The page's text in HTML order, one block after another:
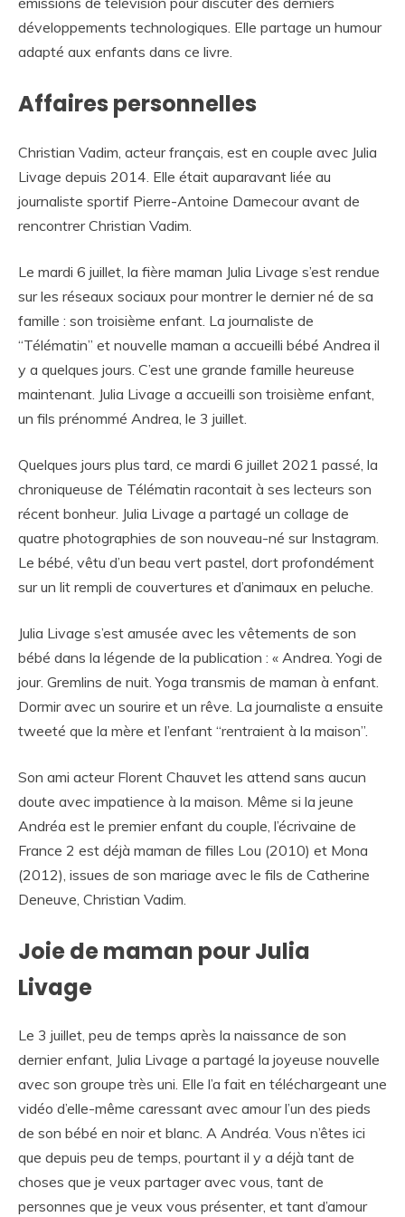
développements technologiques. Elle partage un humour
adapté aux enfants dans ce livre.
Affaires personnelles
Christian Vadim, acteur français, est en couple avec Julia
Livage depuis 2014. Elle était auparavant liée au
journaliste sportif Pierre-Antoine Damecour avant de
rencontrer Christian Vadim.
Le mardi 6 juillet, la fière maman Julia Livage s’est rendue
sur les réseaux sociaux pour montrer le dernier né de sa
famille : son troisième enfant. La journaliste de
“Télématin” et nouvelle maman a accueilli bébé Andrea il
y a quelques jours. C’est une grande famille heureuse
maintenant. Julia Livage a accueilli son troisième enfant,
un fils prénommé Andrea, le 3 juillet.
Quelques jours plus tard, ce mardi 6 juillet 2021 passé, la
chroniqueuse de Télématin racontait à ses lecteurs son
récent bonheur. Julia Livage a partagé un collage de
quatre photographies de son nouveau-né sur Instagram.
Le bébé, vêtu d’un beau vert pastel, dort profondément
sur un lit rempli de couvertures et d’animaux en peluche.
Julia Livage s’est amusée avec les vêtements de son
bébé dans la légende de la publication : « Andrea. Yogi de
jour. Gremlins de nuit. Yoga transmis de maman à enfant.
Dormir avec un sourire et un rêve. La journaliste a ensuite
tweeté que la mère et l’enfant “rentraient à la maison”.
Son ami acteur Florent Chauvet les attend sans aucun
doute avec impatience à la maison. Même si la jeune
Andréa est le premier enfant du couple, l’écrivaine de
France 2 est déjà maman de filles Lou (2010) et Mona
(2012), issues de son mariage avec le fils de Catherine
Deneuve, Christian Vadim.
Joie de maman pour Julia
Livage
Le 3 juillet, peu de temps après la naissance de son
dernier enfant, Julia Livage a partagé la joyeuse nouvelle
avec son groupe très uni. Elle l’a fait en téléchargeant une
vidéo d’elle-même caressant avec amour l’un des pieds
de son bébé en noir et blanc. A Andréa. Vous n’êtes ici
que depuis peu de temps, pourtant il y a déjà tant de
choses que je veux partager avec vous, tant de
personnes que je veux vous présenter, et tant d’amour